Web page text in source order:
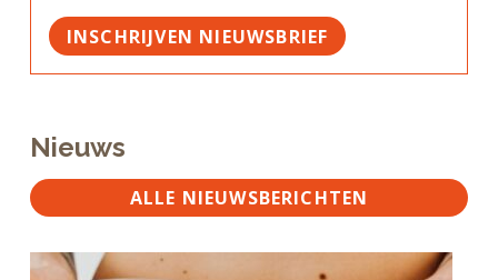
INSCHRIJVEN NIEUWSBRIEF
Nieuws
ALLE NIEUWSBERICHTEN